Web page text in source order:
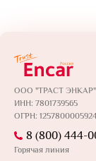
ООО "ТРАСТ ЭНКАР"
ИНН: 7801739565
ОГРН: 1257800005924
8 (800) 444-
Горячая линия